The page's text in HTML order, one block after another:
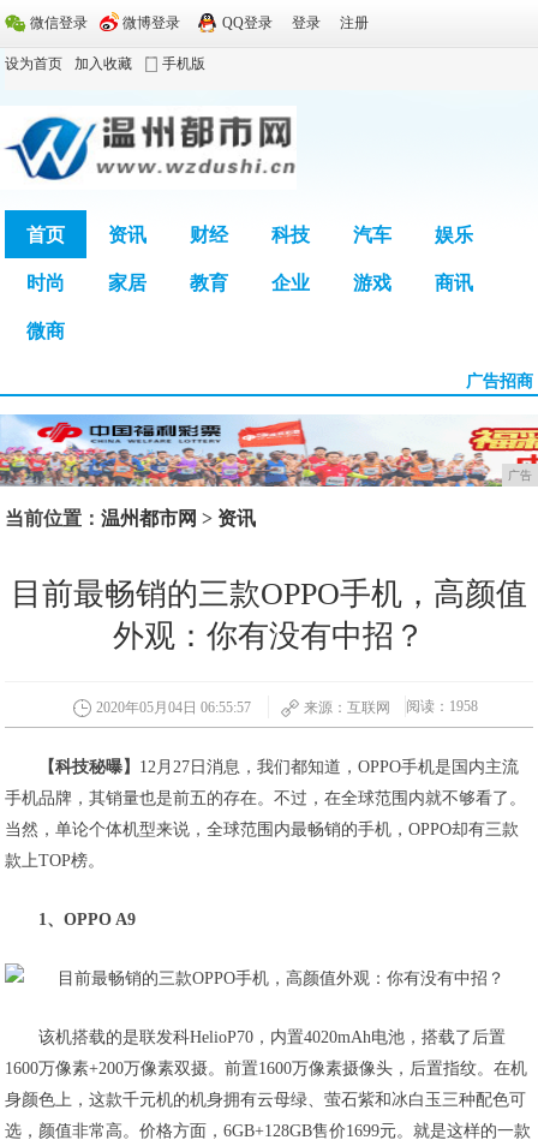
微信登录 微博登录 QQ登录 登录 注册
设为首页 加入收藏 手机版
首页 资讯 财经 科技 汽车 娱乐
时尚 家居 教育 企业 游戏 商讯
微商
广告招商
广告
当前位置：温州都市网 > 资讯
目前最畅销的三款OPPO手机，高颜值
外观：你有没有中招？
2020年05月04日 06:55:57 来源：互联网 阅读：1958
【科技秘曝】 12月27日消息，我们都知道，OPPO手机是国内主流
手机品牌，其销量也是前五的存在。不过，在全球范围内就不够看了。
当然，单论个体机型来说，全球范围内最畅销的手机，OPPO却有三款
款上TOP榜。
1、OPPO A9
该机搭载的是联发科HelioP70，内置4020mAh电池，搭载了后置
1600万像素+200万像素双摄。前置1600万像素摄像头，后置指纹。在机
身颜色上，这款千元机的机身拥有云母绿、萤石紫和冰白玉三种配色可
选，颜值非常高。价格方面，6GB+128GB售价1699元。就是这样的一款